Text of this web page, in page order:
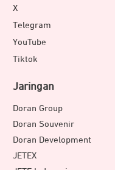
X
Telegram
YouTube
Tiktok
Jaringan
Doran Group
Doran Souvenir
Doran Development
JETEX